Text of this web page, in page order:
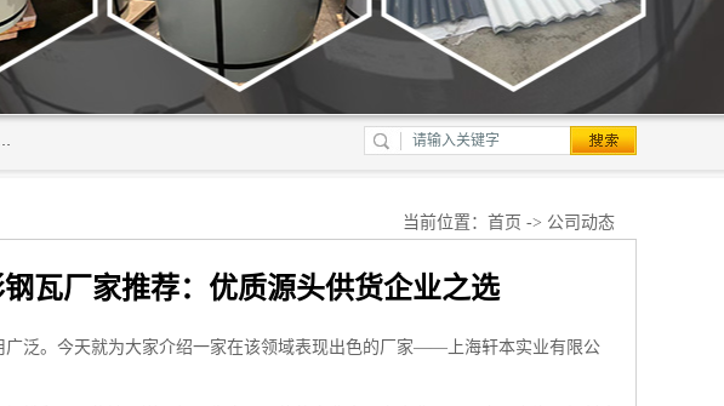
、宝钢彩涂卷、宝钢高耐候彩钢板，宝钢氟碳彩钢板。是一家集钢铁贸易，物流、加工为一体的产业全配套公司。
当前位置： 首页 -> 公司动态
瓦厂家推荐：优质源头供货企业之选
泛。今天就为大家介绍一家在该领域表现出色的厂家——上海轩本实业有限公